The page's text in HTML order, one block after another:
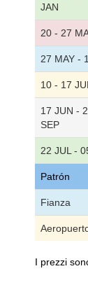
JAN
20 - 27
27 MAY -
10 - 17
17 JUN -
SEP
22 JUL -
Patrón
Fianza
I prezzi